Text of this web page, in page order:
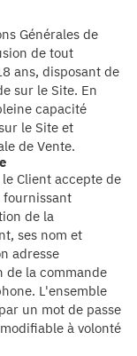
Générales de
de tout
ans, disposant de
sur le Site. En
capacité
le Site et
de Vente.
Client accepte de
fournissant
de la
ses nom et
adresse
de la commande
L'ensemble
un mot de passe
à volonté